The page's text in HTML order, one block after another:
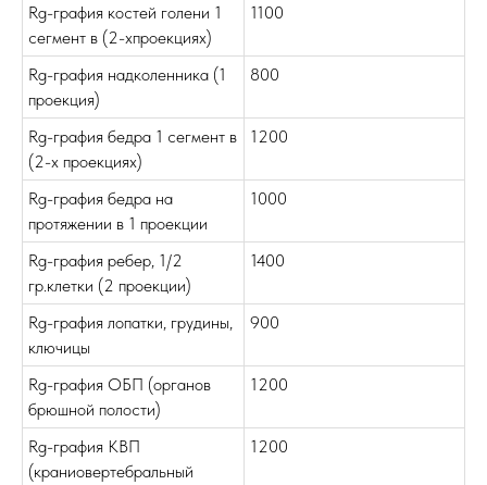
Rg-графия костей голени 1
сегмент в (2-хпроекциях)
1100
Rg-графия надколенника (1
проекция)
800
Rg-графия бедра 1 сегмент в
(2-х проекциях)
1200
Rg-графия бедра на
протяжении в 1 проекции
1000
Rg-графия ребер, 1/2
гр.клетки (2 проекции)
1400
Rg-графия лопатки, грудины,
ключицы
900
Rg-графия ОБП (органов
брюшной полости)
1200
Rg-графия КВП
(краниовертебральный
1200